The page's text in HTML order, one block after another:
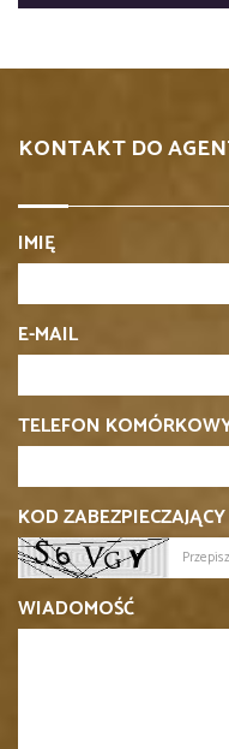
KONTAKT DO
IMIĘ
E-MAIL
TELEFON
KOD ZABEZPIECZAJĄCY
WIADOMOŚĆ